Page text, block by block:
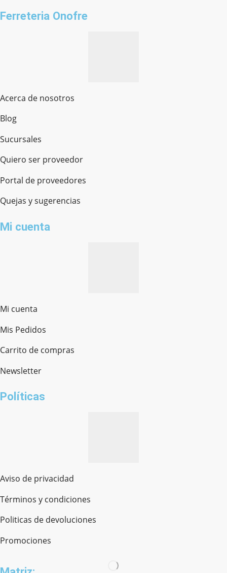
Ferreteria Onofre
Acerca de nosotros
Blog
Sucursales
Quiero ser proveedor
Portal de proveedores
Quejas y sugerencias
Mi cuenta
Mi cuenta
Mis Pedidos
Carrito de compras
Newsletter
Políticas
Aviso de privacidad
Términos y condiciones
Politicas de devoluciones
Promociones